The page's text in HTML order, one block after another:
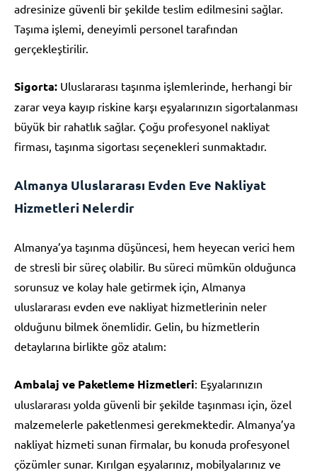
adresinize güvenli bir şekilde teslim edilmesini sağlar.
Taşıma işlemi, deneyimli personel tarafından
gerçekleştirilir.
Sigorta: Uluslararası taşınma işlemlerinde, herhangi bir
zarar veya kayıp riskine karşı eşyalarınızın sigortalanması
büyük bir rahatlık sağlar. Çoğu profesyonel nakliyat
firması, taşınma sigortası seçenekleri sunmaktadır.
Almanya Uluslararası Evden Eve Nakliyat
Hizmetleri Nelerdir
Almanya’ya taşınma düşüncesi, hem heyecan verici hem
de stresli bir süreç olabilir. Bu süreci mümkün olduğunca
sorunsuz ve kolay hale getirmek için, Almanya
uluslararası evden eve nakliyat hizmetlerinin neler
olduğunu bilmek önemlidir. Gelin, bu hizmetlerin
detaylarına birlikte göz atalım:
Ambalaj ve Paketleme Hizmetleri: Eşyalarınızın
uluslararası yolda güvenli bir şekilde taşınması için, özel
malzemelerle paketlenmesi gerekmektedir. Almanya’ya
nakliyat hizmeti sunan firmalar, bu konuda profesyonel
çözümler sunar. Kırılgan eşyalarınız, mobilyalarınız ve